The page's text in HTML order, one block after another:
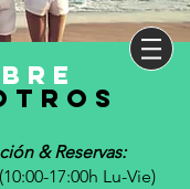
& Reservas:
:00-17:00h Lu-Vie)